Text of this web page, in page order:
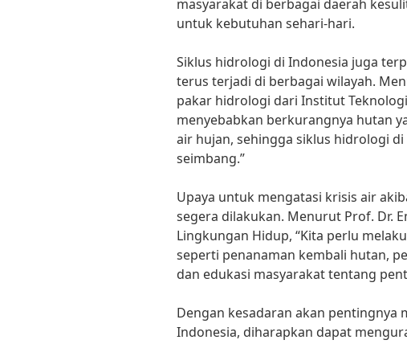
masyarakat di berbagai daerah
untuk kebutuhan sehari-hari.
Siklus hidrologi di Indonesia juga
terus terjadi di berbagai wilayah.
pakar hidrologi dari Institut
menyebabkan berkurangnya hutan
air hujan, sehingga siklus hidrologi
seimbang.”
Upaya untuk mengatasi krisis air
segera dilakukan. Menurut Prof. Dr.
Lingkungan Hidup, “Kita perlu
seperti penanaman kembali hutan,
dan edukasi masyarakat tentang
Dengan kesadaran akan pentingnya
Indonesia, diharapkan dapat